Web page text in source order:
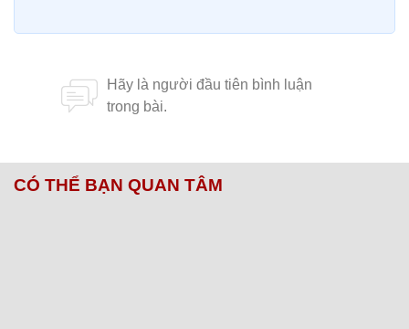
CÓ THỂ BẠN QUAN TÂM